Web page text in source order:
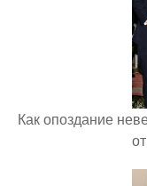
Как опоздание